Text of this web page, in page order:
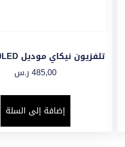
تلفزيون نيكاي موديل NTV4300LED
485,00ر.س
إضافة إلى السلة